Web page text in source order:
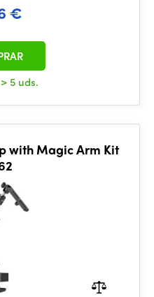
€
> 5 uds.
with Magic Arm Kit